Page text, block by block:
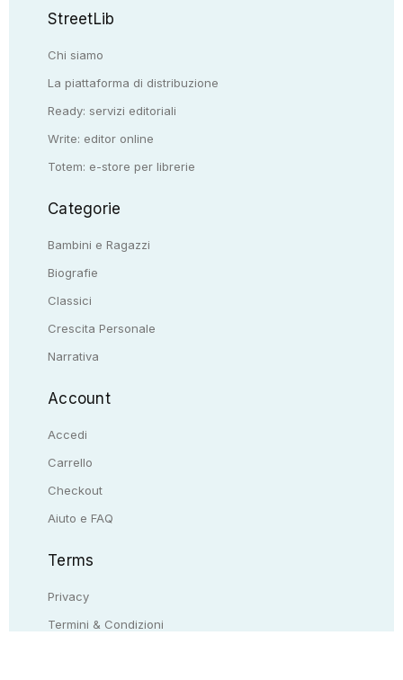
StreetLib
Chi siamo
La piattaforma di distribuzione
Ready: servizi editoriali
Write: editor online
Totem: e-store per librerie
Categorie
Bambini e Ragazzi
Biografie
Classici
Crescita Personale
Narrativa
Account
Accedi
Carrello
Checkout
Aiuto e FAQ
Terms
Privacy
Termini & Condizioni